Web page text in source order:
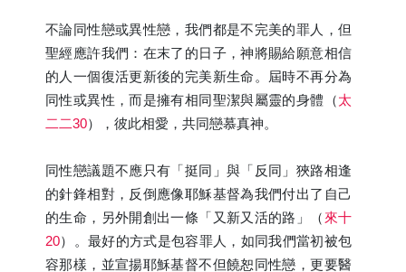
不論同性戀或異性戀，我們都是不完美的罪人，但
聖經應許我們：在末了的日子，神將賜給願意相信
的人一個復活更新後的完美新生命。屆時不再分為
同性或異性，而是擁有相同聖潔與屬靈的身體（太
二二30），彼此相愛，共同戀慕真神。
同性戀議題不應只有「挺同」與「反同」狹路相逢
的針鋒相對，反倒應像耶穌基督為我們付出了自己
的生命，另外開創出一條「又新又活的路」（ 來十
20）。最好的方式是包容罪人，如同我們當初被包
容那樣，並宣揚耶穌基督不但饒恕同性戀，更要醫